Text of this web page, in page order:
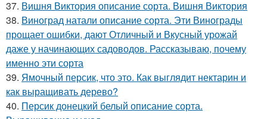
37. Вишня Виктория описание сорта. Вишня Виктория
38. Виноград натали описание сорта. Эти Винограды
прощает ошибки, дают Отличный и Вкусный урожай
даже у начинающих садоводов. Рассказываю, почему
именно эти сорта
39. Ямочный персик, что это. Как выглядит нектарин и
как выращивать дерево?
40. Персик донецкий белый описание сорта.